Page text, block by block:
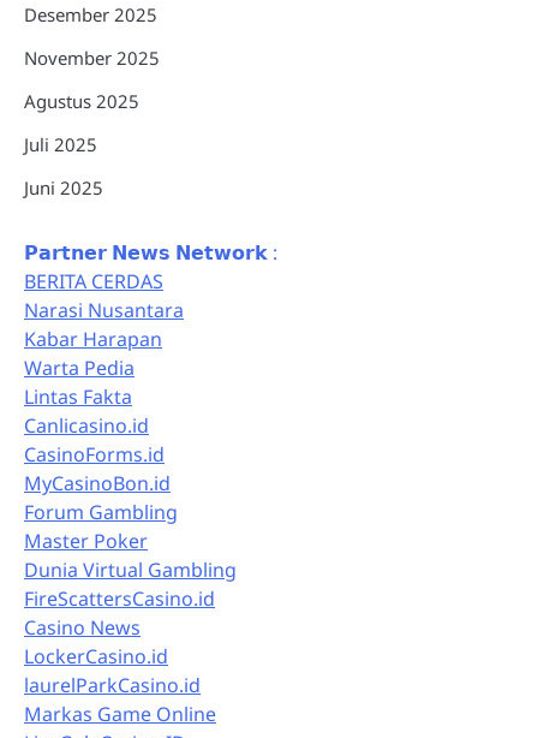
Desember 2025
November 2025
Agustus 2025
Juli 2025
Juni 2025
𝗣𝗮𝗿𝘁𝗻𝗲𝗿 𝗡𝗲𝘄𝘀 𝗡𝗲𝘁𝘄𝗼𝗿𝗸 :
BERITA CERDAS
Narasi Nusantara
Kabar Harapan
Warta Pedia
Lintas Fakta
Canlicasino.id
CasinoForms.id
MyCasinoBon.id
Forum Gambling
Master Poker
Dunia Virtual Gambling
FireScattersCasino.id
Casino News
LockerCasino.id
laurelParkCasino.id
Markas Game Online